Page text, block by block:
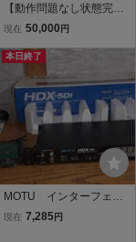
【動作問題なし状態完璧
品】ALESIS D4 ドラム音
現在 50,000 円
本日終了
MOTU インターフェー
ス HDX-SD1 元箱付き
現在 7,285円